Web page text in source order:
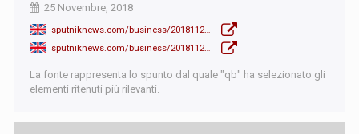
25 Novembre, 2018
sputniknews.com/business/201811241070092954-what-does-palladium-soaring-value-mean-for-russia/
La fonte rappresenta lo spunto dal quale "qb" ha selezionato gli
elementi ritenuti più rilevanti.